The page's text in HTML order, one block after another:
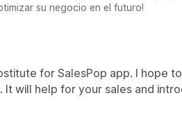
su negocio en el futuro!
for SalesPop app. I hope
It will help for your sales and